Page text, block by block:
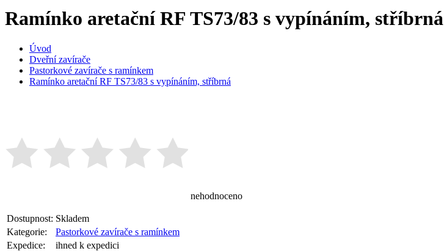
Ramínko aretační RF TS73/83 s vypínáním, stříbrná
Úvod
Dveřní zavírače
Pastorkové zavírače s ramínkem
Ramínko aretační RF TS73/83 s vypínáním, stříbrná
nehodnoceno
Dostupnost: Skladem
Kategorie:
Pastorkové zavírače s ramínkem
Expedice:
ihned k expedici